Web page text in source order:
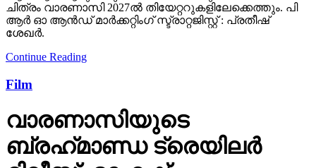
Film
വാരണാസിയുടെ
ബ്രഹ്‌മാണ്ഡ ട്രെയിലര്‍
റിലീസ്; മഹേഷ്
ബാബുവിനെ രുദ്രയായി
കാണിച്ച് രാജമൗലി